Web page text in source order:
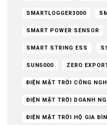
SMARTLOGGER3000
SMART POWER SENSOR
SMART STRING ESS
SUN5000 ZERO
ĐIỆN MẶT TRỜI CÔNG
ĐIỆN MẶT TRỜI DOANH
ĐIỆN MẶT TRỜI HỘ GIA